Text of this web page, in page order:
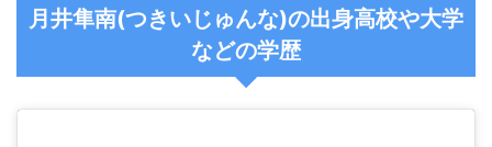
月井隼南(つきいじゅんな)の出身高校や大学
などの学歴